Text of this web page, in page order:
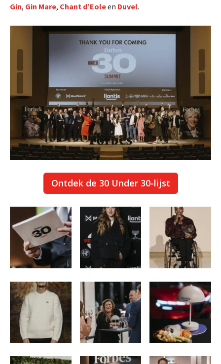
Gin, Gin Mare, Chant d’Eoleen Duvel.
Ontdek de 30 Under 30-lijst